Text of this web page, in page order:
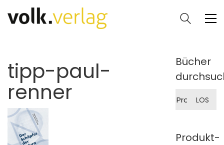
tipp-paul-
renner
Bücher
nach:
LOS
Produkt-